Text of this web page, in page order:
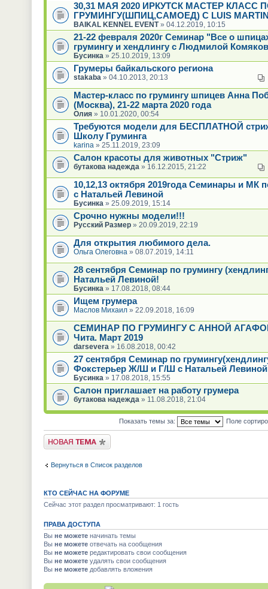
30,31 МАЯ 2020 ИРКУТСК МАСТЕР КЛАСС
ГРУМИНГУ(ШПИЦ,САМОЕД) С LUIS MARTIN
BAIKAL KENNEL EVENT» 04.12.2019, 10:15
21-22 февраля 2020г Семинар "Все о
грумингу и хендлингу с Людмилой
Бусинка » 25.10.2019, 13:09
Грумеры байкальского региона
stakaba » 04.10.2013, 20:13
Мастер-класс по грумингу шпицев Анна
(Москва), 21-22 марта 2020 года
Олия» 10.01.2020, 00:54
Требуются модели для БЕСПЛАТНОЙ
Школу Груминга
karina » 25.11.2019, 23:09
Салон красоты для животных "Стриж"
бутакова надежда » 16.12.2015, 21:22
10,12,13 октября 2019года Семинары и МК
с Натальей Левиной
Бусинка » 25.09.2019, 15:14
Срочно нужны модели!!!
Русский Размер» 20.09.2019, 22:19
Для открытия любимого дела.
Ольга Олеговна » 08.07.2019, 14:11
28 сентября Семинар по грумингу
Натальей Левиной!
Бусинка » 17.08.2018, 08:44
Ищем грумера
Маслов Михаил» 22.09.2018, 16:09
СЕМИНАР ПО ГРУМИНГУ С АННОЙ
Чита. Март 2019
darsevera » 16.08.2018, 00:42
27 сентября Семинар по
Фокстерьер Ж/Ш и Г/Ш с Натальей Левиной
Бусинка » 17.08.2018, 15:55
Салон приглашает на работу грумера
бутакова надежда » 11.08.2018, 21:04
Показать темы за: Поле
Новая тема
Вернуться в Список разделов
КТО СЕЙЧАС НА ФОРУМЕ
Сейчас этот раздел просматривают: 1 гость
ПРАВА ДОСТУПА
Вы не можетеначинать темы
Вы не можетеотвечать на сообщения
Вы не можетередактировать свои сообщения
Вы не можетеудалять свои сообщения
Вы не можетедобавлять вложения